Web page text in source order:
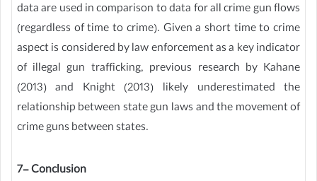
data are used in comparison to data for all crime gun flows
(regardless of time to crime). Given a short time to crime
aspect is considered by law enforcement as a key indicator
of illegal gun trafficking, previous research by Kahane
(2013) and Knight (2013) likely underestimated the
relationship between state gun laws and the movement of
crime guns between states.
7- Conclusion